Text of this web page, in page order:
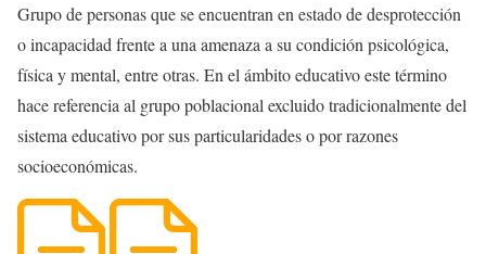
Grupo de personas que se encuentran en estado de desprotección
o incapacidad frente a una amenaza a su condición psicológica,
física y mental, entre otras. En el ámbito educativo este término
hace referencia al grupo poblacional excluido tradicionalmente del
sistema educativo por sus particularidades o por razones
socioeconómicas.